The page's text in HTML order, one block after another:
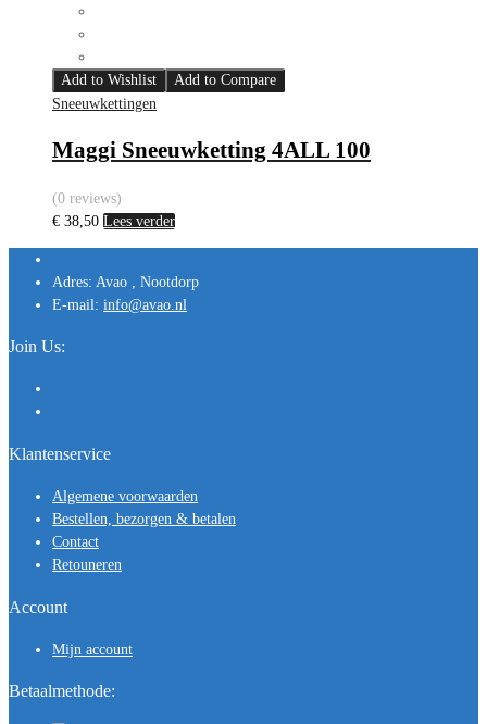
Add to Wishlist
Add to Compare
Sneeuwkettingen
Maggi Sneeuwketting 4ALL 100
(0 reviews)
€ 38,50 Lees verder
Adres: Avao , Nootdorp
E-mail: info@avao.nl
Join Us:
Klantenservice
Algemene voorwaarden
Bestellen, bezorgen & betalen
Contact
Retouneren
Account
Mijn account
Betaalmethode: